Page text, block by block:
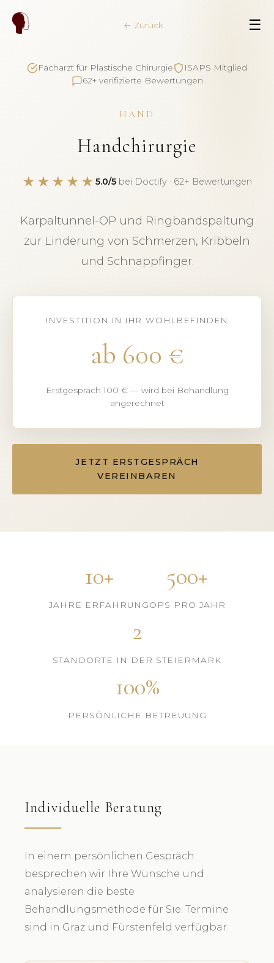
← Zurück ☰
Facharzt für Plastische Chirurgie
ISAPS Mitglied
62+ verifizierte Bewertungen
HAND
Handchirurgie
★★★★★ 5.0/5 bei Doctify · 62+ Bewertungen
Karpaltunnel-OP und Ringbandspaltung
zur Linderung von Schmerzen, Kribbeln
und Schnappfinger.
INVESTITION IN IHR WOHLBEFINDEN
ab 600 €
Erstgespräch 100 € — wird bei Behandlung
angerechnet
JETZT ERSTGESPRÄCH
VEREINBAREN
10+
JAHRE ERFAHRUNG
500+
OPS PRO JAHR
2
STANDORTE IN DER STEIERMARK
100%
PERSÖNLICHE BETREUUNG
Individuelle Beratung
In einem persönlichen Gespräch
besprechen wir Ihre Wünsche und
analysieren die beste
Behandlungsmethode für Sie. Termine
sind in Graz und Fürstenfeld verfügbar.